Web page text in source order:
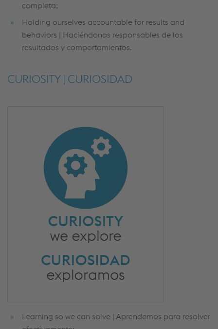
completa;
Holding ourselves accountable for results and
behaviors | Haciéndonos responsables de los
resultados y comportamientos.
CURIOSITY | CURIOSIDAD
Learning so we can solve | Aprendemos para resolver